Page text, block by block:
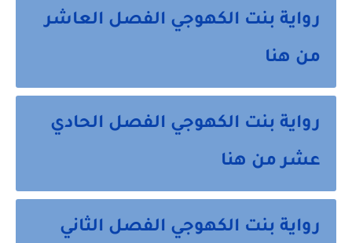
رواية بنت الكهوجي الفصل العاشر
من هنا
رواية بنت الكهوجي الفصل الحادي
عشر من هنا
رواية بنت الكهوجي الفصل الثاني